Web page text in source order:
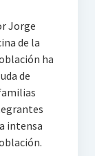
Jorge
de la
ha
de
intensa